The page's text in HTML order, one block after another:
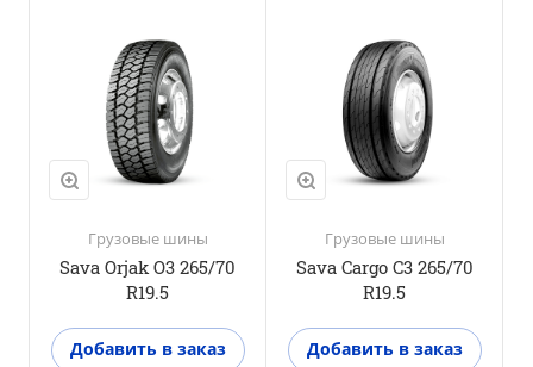
Грузовые шины
Sava Orjak O3 265/70
R19.5
Добавить в заказ
Прицепная ось
M+S
Да
3PMSF
Да
Грузовые шины
Sava Cargo C3 265/70
R19.5
Добавить в заказ